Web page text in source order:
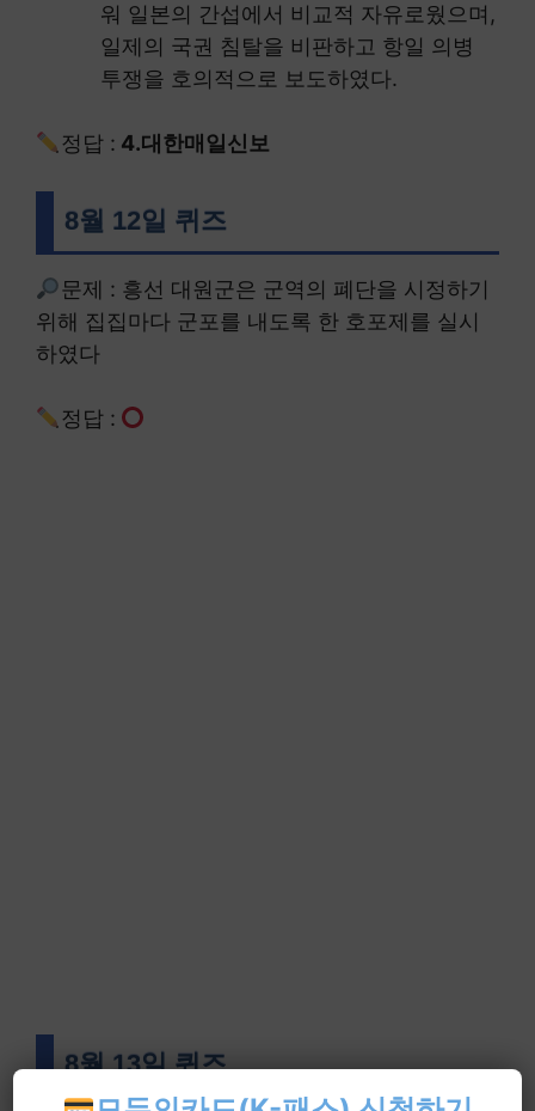
워 일본의 간섭에서 비교적 자유로웠으며,
일제의 국권 침탈을 비판하고 항일 의병
투쟁을 호의적으로 보도하였다.
정답 : 4.대한매일신보
8월 12일 퀴즈
문제 : 흥선 대원군은 군역의 폐단을 시정하기
위해 집집마다 군포를 내도록 한 호포제를 실시
하였다
정답 :
8월 13일 퀴즈